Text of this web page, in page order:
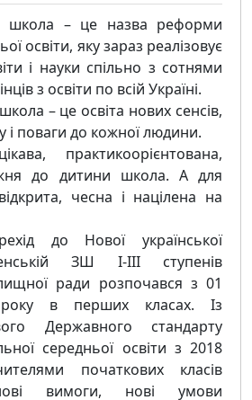
школа – це назва реформи
освіти, яку зараз реалізовує
і науки спільно з сотнями
з освіти по всій Україні.
– це освіта нових сенсів,
і поваги до кожної людини.
практикоорієнтована,
до дитини школа. А для
чесна і націлена на
до Нової української
ЗШ І-ІІІ ступенів
ради розпочався з 01
в перших класах. Із
Державного стандарту
середньої освіти з 2018
початкових класів
вимоги, нові умови